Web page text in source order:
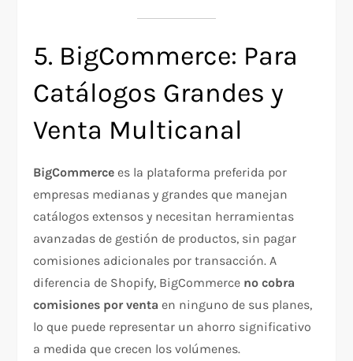
5. BigCommerce: Para
Catálogos Grandes y
Venta Multicanal
BigCommerce es la plataforma preferida por
empresas medianas y grandes que manejan
catálogos extensos y necesitan herramientas
avanzadas de gestión de productos, sin pagar
comisiones adicionales por transacción. A
diferencia de Shopify, BigCommerce no cobra
comisiones por venta en ninguno de sus planes,
lo que puede representar un ahorro significativo
a medida que crecen los volúmenes.